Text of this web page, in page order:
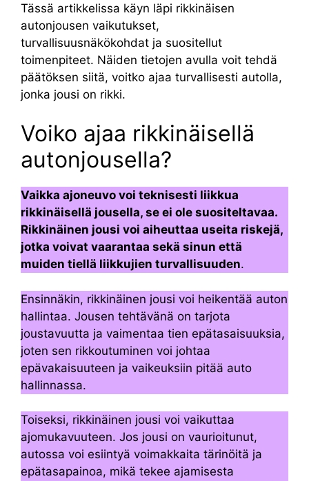
Tässä artikkelissa käyn läpi rikkinäisen
autonjousen vaikutukset,
turvallisuusnäkökohdat ja suositellut
toimenpiteet. Näiden tietojen avulla voit tehdä
päätöksen siitä, voitko ajaa turvallisesti autolla,
jonka jousi on rikki.
Voiko ajaa rikkinäisellä
autonjousella?
Vaikka ajoneuvo voi teknisesti liikkua
rikkinäisellä jousella, se ei ole suositeltavaa.
Rikkinäinen jousi voi aiheuttaa useita riskejä,
jotka voivat vaarantaa sekä sinun että
muiden tiellä liikkujien turvallisuuden.
Ensinnäkin, rikkinäinen jousi voi heikentää auton
hallintaa. Jousen tehtävänä on tarjota
joustavuutta ja vaimentaa tien epätasaisuuksia,
joten sen rikkoutuminen voi johtaa
epävakaisuuteen ja vaikeuksiin pitää auto
hallinnassa.
Toiseksi, rikkinäinen jousi voi vaikuttaa
ajomukavuuteen. Jos jousi on vaurioitunut,
autossa voi esiintyä voimakkaita tärinöitä ja
epätasapainoa, mikä tekee ajamisesta